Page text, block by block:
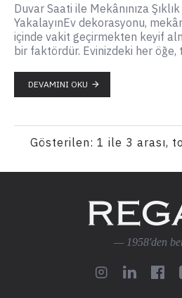
Duvar Saati ile Mekânınıza
YakalayınEv dekorasyonu,
içinde vakit geçirmekten keyif
bir faktördür. Evinizdeki her öğe,
DEVAMINI OKU
Gösterilen: 1 ile 3 arası,
— 1958'den